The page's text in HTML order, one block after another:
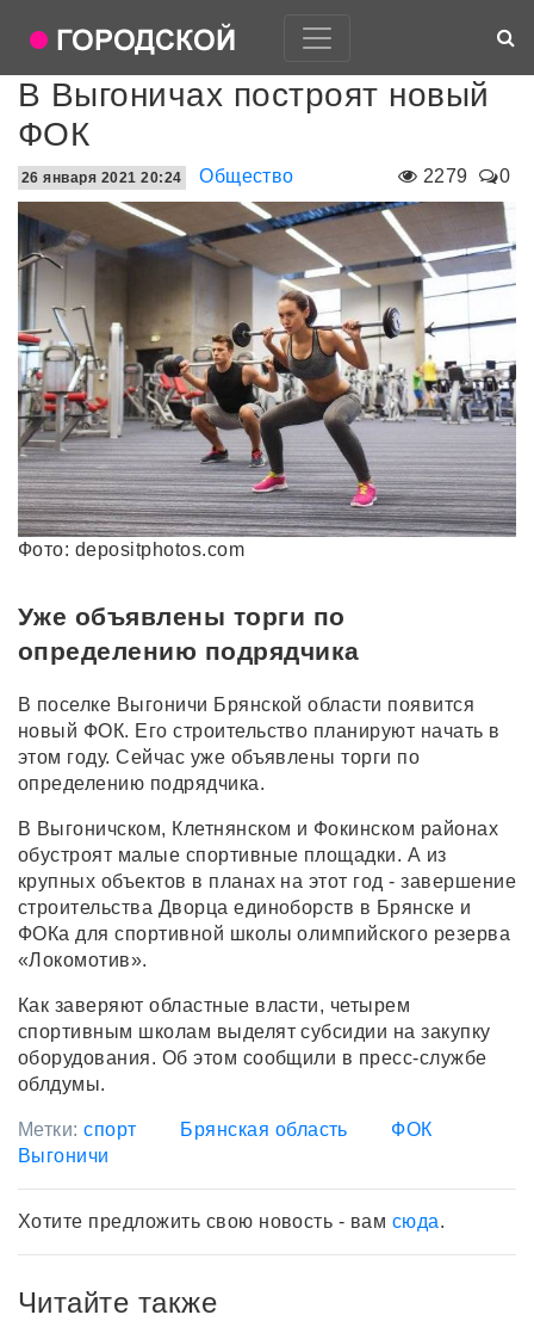
В Выгоничах построят новый
ФОК
2279 0
26 января 2021 20:24 Общество
Фото: depositphotos.com
Уже объявлены торги по
определению подрядчика
В поселке Выгоничи Брянской области появится
новый ФОК. Его строительство планируют начать в
этом году. Сейчас уже объявлены торги по
определению подрядчика.
В Выгоничском, Клетнянском и Фокинском районах
обустроят малые спортивные площадки. А из
крупных объектов в планах на этот год - завершение
строительства Дворца единоборств в Брянске и
ФОКа для спортивной школы олимпийского резерва
«Локомотив».
Как заверяют областные власти, четырем
спортивным школам выделят субсидии на закупку
оборудования. Об этом сообщили в пресс-службе
облдумы.
Метки:спорт Брянская область
ФОК
Выгоничи
Хотите предложить свою новость - вам сюда.
Читайте также